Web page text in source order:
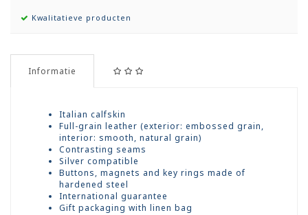
Kwalitatieve producten
Informatie
Italian calfskin
Full-grain leather (exterior: embossed grain,
interior: smooth, natural grain)
Contrasting seams
Silver compatible
Buttons, magnets and key rings made of
hardened steel
International guarantee
Gift packaging with linen bag